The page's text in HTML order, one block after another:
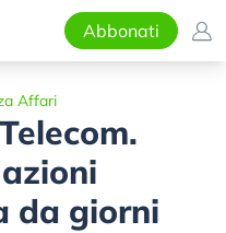
Abbonati
Affari
da giorni